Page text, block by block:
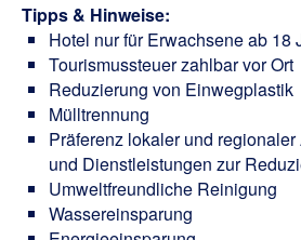
Tipps & Hinweise:
Hotel nur für Erwachsene ab 18
Tourismussteuer zahlbar vor Ort
Reduzierung von Einwegplastik
Mülltrennung
Präferenz lokaler und
und Dienstleistungen zur
Umweltfreundliche Reinigung
Wassereinsparung